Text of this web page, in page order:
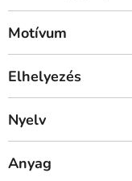
Motívum
Elhelyezés
Nyelv
Anyag